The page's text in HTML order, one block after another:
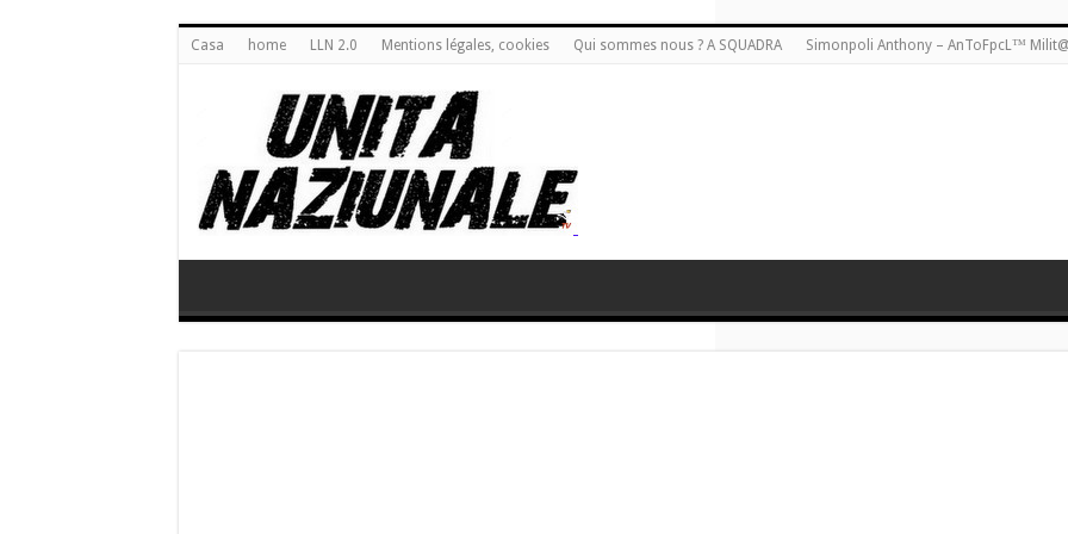
Casa home LLN 2.0 Mentions légales, cookies Qui sommes nous ? A SQUADRA Simonpoli Anthony – AnToFpcL™